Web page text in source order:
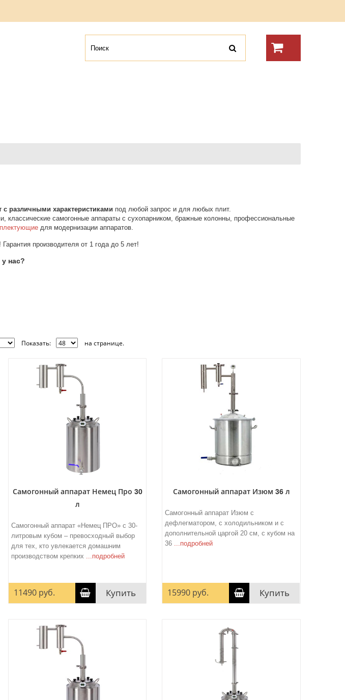
с различными характеристиками под любой запрос и для любых плит.
классические самогонные аппараты с сухопарником, бражные колонны, профессиональные
для модернизации аппаратов.
производителя от 1 года до 5 лет!
нас?
Показать: на странице.
Самогонный аппарат Немец Про 30
л
Самогонный аппарат «Немец ПРО» с 30-
литровым кубом – превосходный выбор
для тех, кто увлекается домашним
производством крепких ...подробней
11490 руб. Купить
Самогонный аппарат Изюм 36 л
Самогонный аппарат Изюм с
дефлегматором, с холодильником и с
дополнительной царгой 20 см, с кубом на
36 ...подробней
15990 руб. Купить